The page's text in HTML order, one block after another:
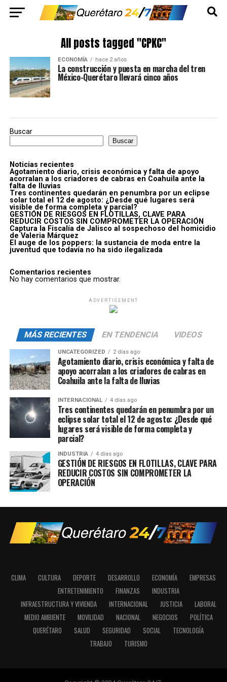
All posts tagged "CPKC"
ECONOMÍA hace 2 años
La construcción y puesta en marcha del tren
México-Querétaro llevará cinco años
Buscar
Buscar
Noticias recientes
Agotamiento diario, crisis económica y falta de apoyo
acorralan a los criadores de cabras en Coahuila ante la
falta de lluvias
Tres continentes quedarán en penumbra por un eclipse
solar total el 12 de agosto: ¿Desde qué lugares será
visible de forma completa y parcial?
GESTIÓN DE RIESGOS EN FLOTILLAS, CLAVE PARA
REDUCIR COSTOS SIN COMPROMETER LA OPERACIÓN
Captura la Fiscalía de Jalisco al sospechoso del homicidio
de Valeria Márquez
El auge de los poppers: la sustancia de moda entre la
juventud que todavía no ha sido ilegalizada
Comentarios recientes
No hay comentarios que mostrar.
ADVERTISEMENT
MÁS RECIENTES EN TENDENCIA VIDEOS
UNCATEGORIZED 2 días ago
Agotamiento diario, crisis económica y falta de
apoyo acorralan a los criadores de cabras en
Coahuila ante la falta de lluvias
INTERNACIONAL 4 días ago
Tres continentes quedarán en penumbra por un
eclipse solar total el 12 de agosto: ¿Desde qué
lugares será visible de forma completa y
parcial?
INDUSTRIA 4 días ago
GESTIÓN DE RIESGOS EN FLOTILLAS, CLAVE PARA
REDUCIR COSTOS SIN COMPROMETER LA
OPERACIÓN
CLIMA CULTURA DEPORTE DESARROLLO ECONOMÍA
EMPRESAS
ENTRETENIMIENTO
FINANZAS
INDUSTRIA
INFRAESTRUCTURA Y VIVIENDA
INTERNACIONAL JUSTICIA
LABORAL
MEDIO AMBIENTE
MOVILIDAD NACIONAL NEGOCIOS
POLÍTICA
QUERÉTARO
SALUD SEGURIDAD SOCIAL
TECNOLOGÍA
TRABAJO
TURISMO